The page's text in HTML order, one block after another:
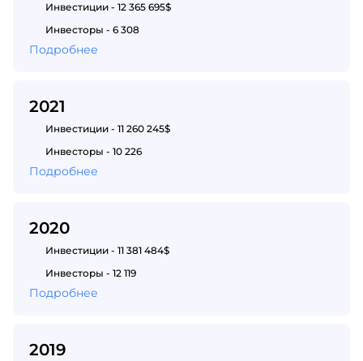
Инвестиции - 12 365 695$
Инвесторы - 6 308
Подробнее
2021
Инвестиции - 11 260 245$
Инвесторы - 10 226
Подробнее
2020
Инвестиции - 11 381 484$
Инвесторы - 12 119
Подробнее
2019